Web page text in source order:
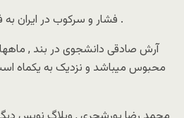
فشار و سرکوب در ایران به فعالین کارگری ختم نمیشود .
آرش صادقی دانشجوی در بند ,
محبوس میباشد و نزدیک به یکماه